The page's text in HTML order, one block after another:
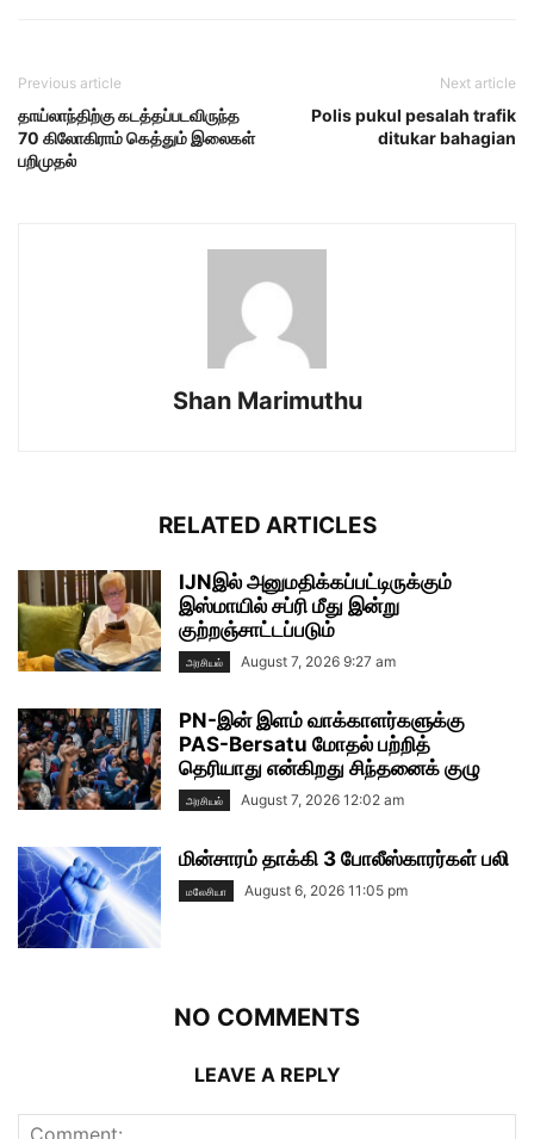
Previous article
தாய்லாந்திற்கு கடத்தப்படவிருந்த
70 கிலோகிராம் கெத்தும் இலைகள்
பறிமுதல்
Next article
Polis pukul pesalah trafik
ditukar bahagian
Shan Marimuthu
RELATED ARTICLES
IJNஇல் அனுமதிக்கப்பட்டிருக்கும்
இஸ்மாயில் சப்ரி மீது இன்று
குற்றஞ்சாட்டப்படும்
அரசியல் August 7, 2026 9:27 am
PN-இன் இளம் வாக்காளர்களுக்கு
PAS-Bersatu மோதல் பற்றித்
தெரியாது என்கிறது சிந்தனைக் குழு
அரசியல் August 7, 2026 12:02 am
மின்சாரம் தாக்கி 3 போலீஸ்காரர்கள் பலி
மலேசியா August 6, 2026 11:05 pm
NO COMMENTS
LEAVE A REPLY